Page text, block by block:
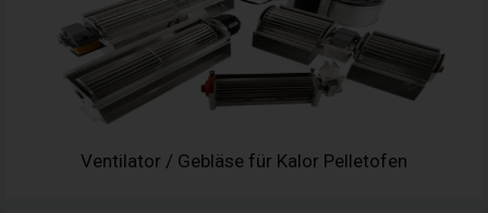
Ventilator / Gebläse für Kalor Pelletofen